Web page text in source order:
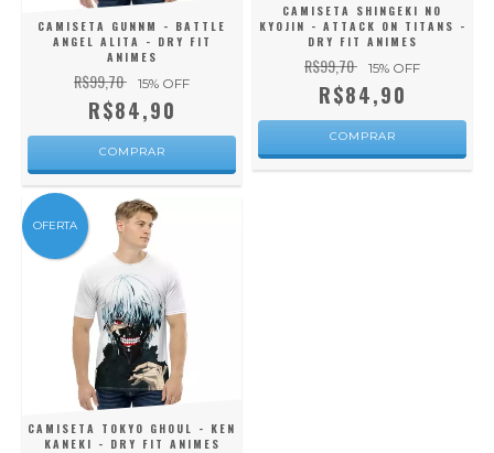
CAMISETA GUNNM - BATTLE
ANGEL ALITA - DRY FIT
ANIMES
R$99,70 15% OFF
R$84,90
COMPRAR
CAMISETA SHINGEKI NO
KYOJIN - ATTACK ON TITANS -
DRY FIT ANIMES
R$99,70 15% OFF
R$84,90
COMPRAR
OFERTA
CAMISETA TOKYO GHOUL - KEN
KANEKI - DRY FIT ANIMES